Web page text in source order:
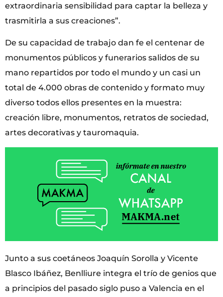
extraordinaria sensibilidad para captar la belleza y
trasmitirla a sus creaciones”.
De su capacidad de trabajo dan fe el centenar de
monumentos públicos y funerarios salidos de su
mano repartidos por todo el mundo y un casi un
total de 4.000 obras de contenido y formato muy
diverso todos ellos presentes en la muestra:
creación libre, monumentos, retratos de sociedad,
artes decorativas y tauromaquia.
Junto a sus coetáneos Joaquín Sorolla y Vicente
Blasco Ibáñez, Benlliure integra el trío de genios que
a principios del pasado siglo puso a Valencia en el